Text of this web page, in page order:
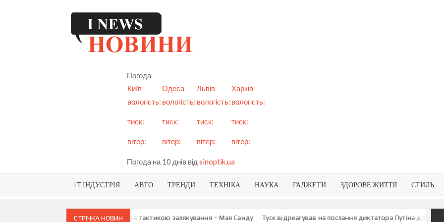
Погода
Київ
Одеса Львів
Харків
вологість:
тиск:
вітер:
вологість:
тиск:
вітер:
вологість:
тиск:
вітер:
вологість:
тиск:
вітер:
Погода на 10 днів від sinoptik.ua
IT ІНДУСТРІЯ АВТО ТРЕНДИ ТЕХНІКА НАУКА ГАДЖЕТИ ЗДОРОВЕ ЖИТТЯ СТИЛЬ
СТРІЧКА НОВИН
про можливу анексію Придністров’я є тактикою залякування – Мая Санду Туск відреагував на послання диктатора Путіна до росіян